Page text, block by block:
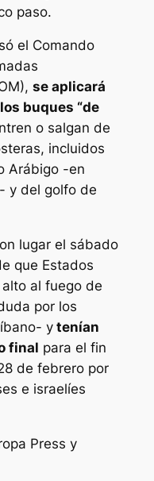
paso.
el Comando
se aplicará
buques “de
o salgan de
incluidos
Arábigo -en
y del golfo de
lugar el sábado
que Estados
al fuego de
por los
ytenían
final para el fin
de febrero por
e israelíes
Press y